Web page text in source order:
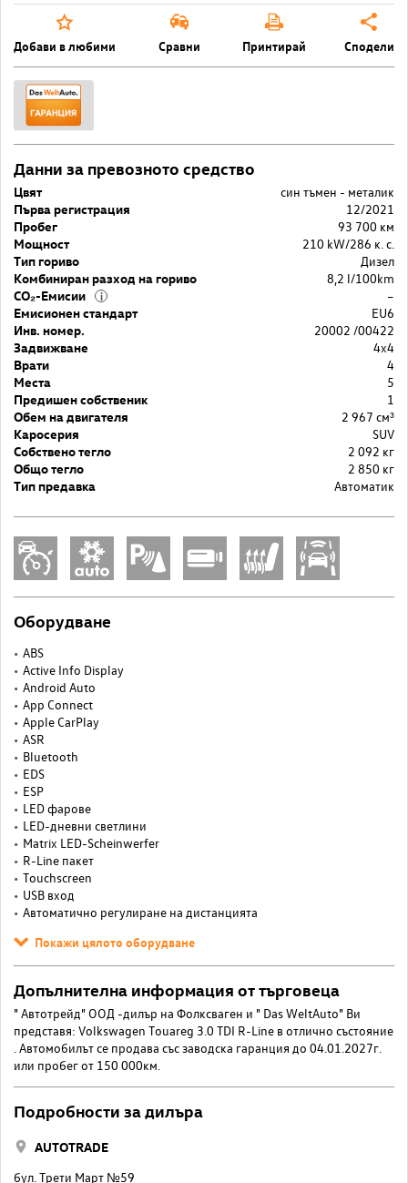
Добави в любими Сравни Принтирай Сподели
Данни за превозното средство
Цвят
син тъмен - металик
Първа регистрация
12/2021
Пробег
93 700 км
Мощност
210 kW/286 к. с.
Тип гориво
Дизел
Комбиниран разход на гориво
8,2 l/100km
CO₂-Емисии
i
–
Емисионен стандарт
EU6
Инв. номер.
20002 /00422
Задвижване
4x4
Врати
4
Места
5
Предишен собственик
1
Обем на двигателя
2 967 cм³
Каросерия
SUV
Собствено тегло
2 092 кг
Общо тегло
2 850 кг
Тип предавка
Автоматик
Оборудване
ABS
Active Info Display
Android Auto
App Connect
Apple CarPlay
ASR
Bluetooth
EDS
ESP
LED фарове
LED-дневни светлини
Matrix LED-Scheinwerfer
R-Line пакет
Touchscreen
USB вход
Автоматично регулиране на дистанцията
Покажи цялото оборудване
Допълнителна информация от търговеца
" Автотрейд" ООД -дилър на Фолксваген и " Das WeltAuto" Ви
представя: Volkswagen Touareg 3.0 TDI R-Line в отлично състояние
. Автомобилът се продава със заводска гаранция до 04.01.2027г.
или пробег от 150 000км.
Подробности за дилъра
AUTOTRADE
бул. Трети Март №59